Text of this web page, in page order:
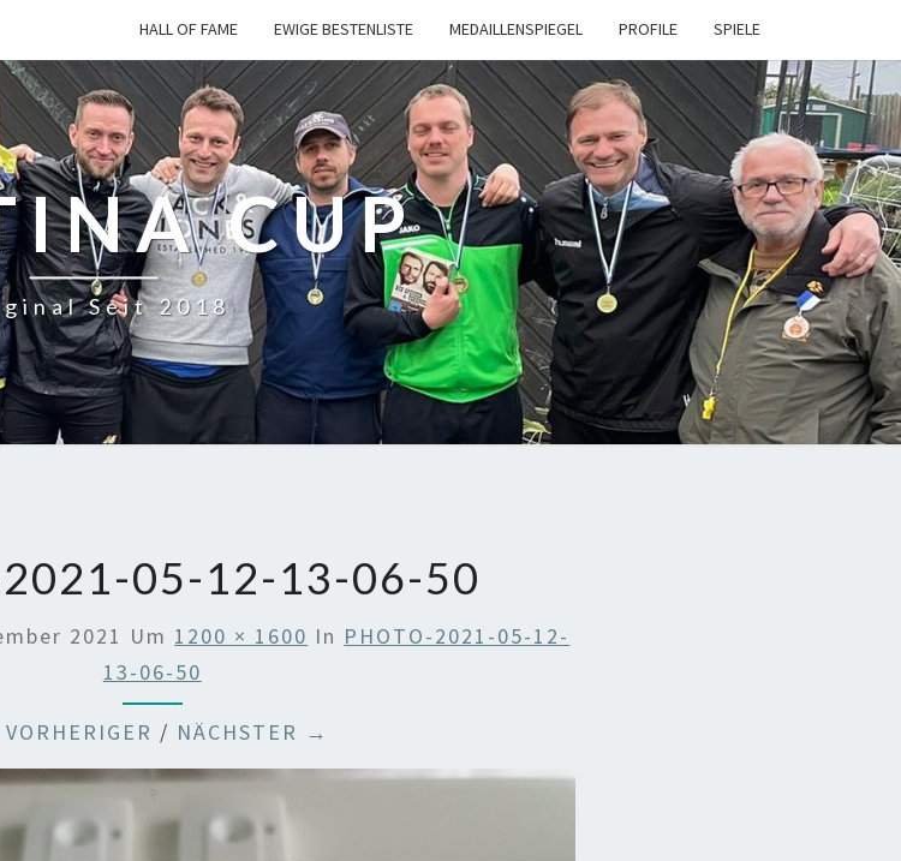
HALL OF FAME EWIGE BESTENLISTE MEDAILLENSPIEGEL PROFILE SPIELE
CUP
Seit 2018
2021-05-12-13-06-50
2021 Um 1200 × 1600 In PHOTO-2021-05-12-
13-06-50
/ NÄCHSTER →